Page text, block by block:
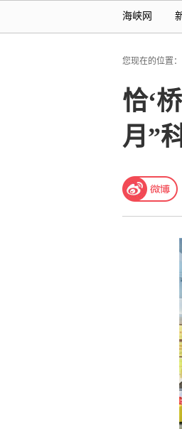
海峡网
您现在的位置：
恰‘
月”